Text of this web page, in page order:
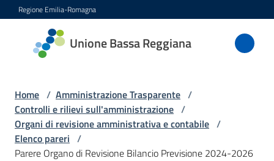
Vai al contenuto
Vai alla navigazione
Vai al footer
Regione Emilia-Romagna
Unione Bassa Reggiana
Unione
Bassa
Amministrazione
Menu selezionato
Home / Amministrazione Trasparente /
Controlli e rilievi sull'amministrazione /
Organi di revisione amministrativa e contabile /
Elenco pareri /
Parere Organo di Revisione Bilancio Previsione 2024-2026